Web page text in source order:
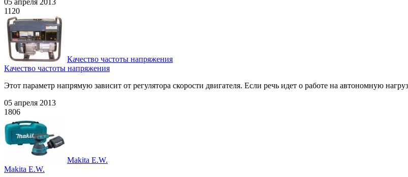
05 апреля 2013
1120
Качество частоты напряжения
Качество частоты напряжения
Этот параметр напрямую зависит от регулятора скорости двигателя. Если речь идет о работе на автономную
05 апреля 2013
1806
Makita E.W.
Makita E.W.